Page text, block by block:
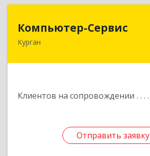
Компьютер-Сервис
Курган
Клиентов на сопровождении
Отправить заявку
Отправить заявку